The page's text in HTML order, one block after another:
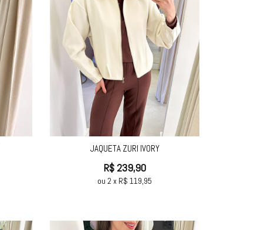
JAQUETA ZURI IVORY
R$ 239,90
ou 2 x R$ 119,95